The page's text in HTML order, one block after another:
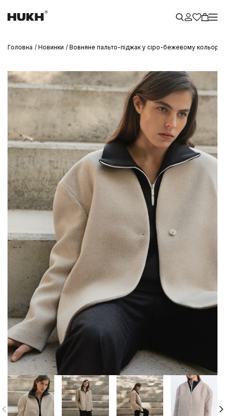
Головна Новинки Вовняне пальто-піджак у сіро-бежевому кольорі